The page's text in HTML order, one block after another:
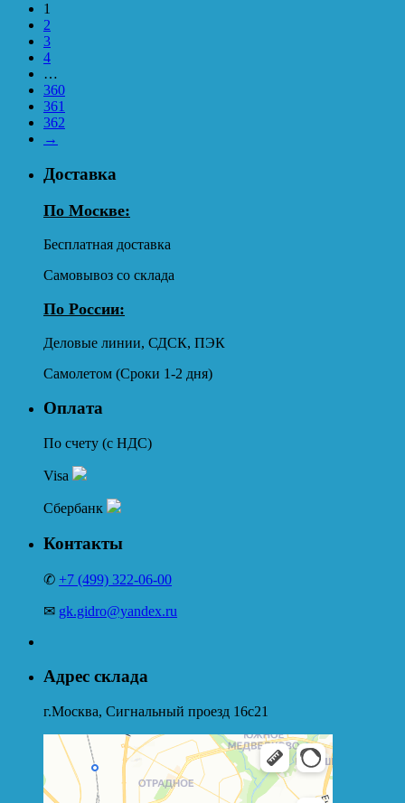
1
2
3
4
…
360
361
362
→
Доставка
По Москве:
Бесплатная доставка
Самовывоз со склада
По России:
Деловые линии, СДСК, ПЭК
Самолетом (Сроки 1-2 дня)
Оплата
По счету (с НДС)
Visa
Сбербанк
Контакты
✆ +7 (499) 322-06-00
✉ gk.gidro@yandex.ru
Адрес склада
г.Москва, Сигнальный проезд 16с21